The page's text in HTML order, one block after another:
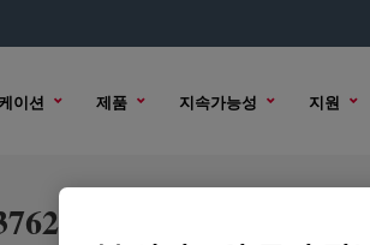
이션 제품 지속가능성 지원
Acrylic Emulsion